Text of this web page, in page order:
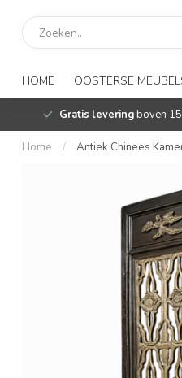
HOME OOSTERSE
Gratis leveringboven
Home / Antiek Chinees